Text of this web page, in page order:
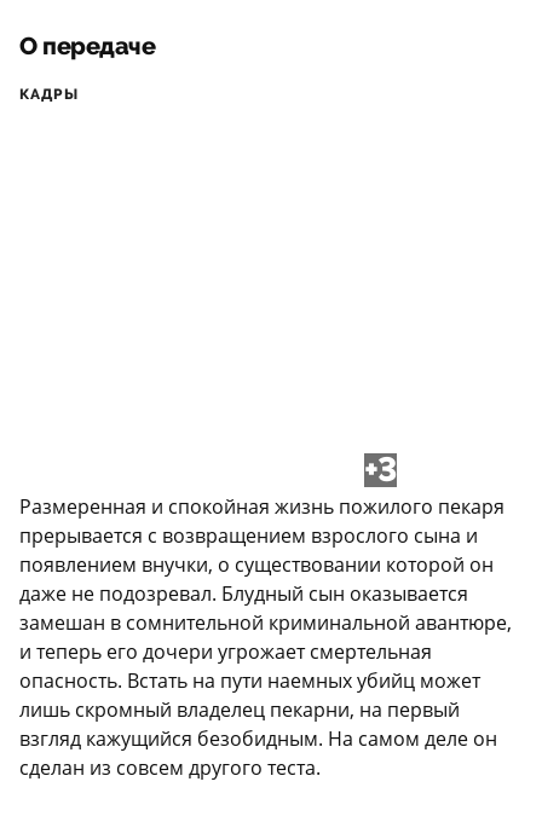
О передаче
КАДРЫ
+3
Размеренная и спокойная жизнь пожилого пекаря
прерывается с возвращением взрослого сына и
появлением внучки, о существовании которой он
даже не подозревал. Блудный сын оказывается
замешан в сомнительной криминальной авантюре,
и теперь его дочери угрожает смертельная
опасность. Встать на пути наемных убийц может
лишь скромный владелец пекарни, на первый
взгляд кажущийся безобидным. На самом деле он
сделан из совсем другого теста.